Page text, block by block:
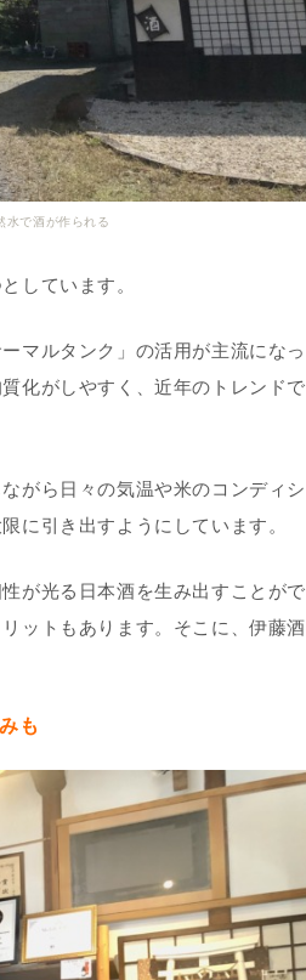
水で酒が作られる
しています。
マルタンク」の活用が主流になっ
化がしやすく、近年のトレンドで
がら日々の気温や米のコンディシ
に引き出すようにしています。
が光る日本酒を生み出すことがで
ットもあります。そこに、伊藤酒
も